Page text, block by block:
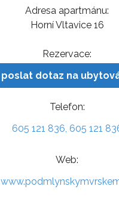
Adresa apartmánu:
Horní Vltavice 16
Rezervace:
poslat dotaz na
Telefon:
605 121 836, 605 121
Web: